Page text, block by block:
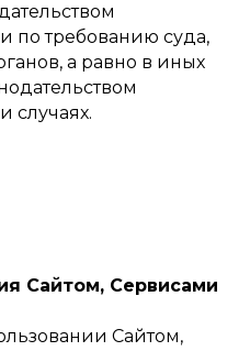
по требованию суда,
а равно в иных
случаях.
Сайтом, Сервисами
Сайтом,